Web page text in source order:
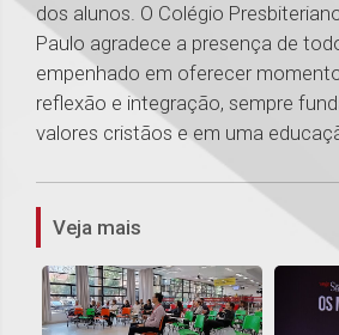
dos alunos. O Colégio
Paulo agradece a presença de
empenhado em oferecer
reflexão e integração, sempre
valores cristãos e em uma 1
Veja mais